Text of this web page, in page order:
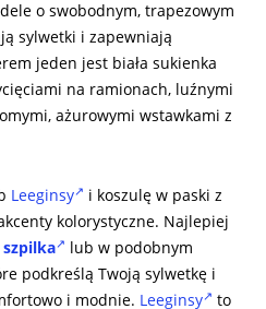
o swobodnym, trapezowym
sylwetki i zapewniają
jeden jest biała sukienka
na ramionach, luźnymi
ażurowymi wstawkami z
Leeginsy
i koszulę w paski z
kolorystyczne. Najlepiej
szpilka
lub w podobnym
podkreślą Twoją sylwetkę i
i modnie. Leeginsy
to